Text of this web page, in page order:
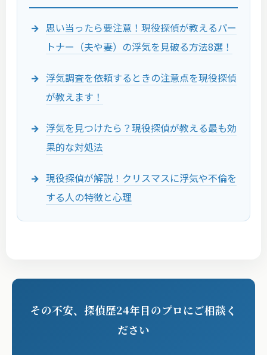
思い当ったら要注意！現役探偵が教えるパー
トナー（夫や妻）の浮気を見破る方法8選！
浮気調査を依頼するときの注意点を現役探偵
が教えます！
浮気を見つけたら？現役探偵が教える最も効
果的な対処法
現役探偵が解説！クリスマスに浮気や不倫を
する人の特徴と心理
その不安、探偵歴24年目のプロにご相談く
ださい